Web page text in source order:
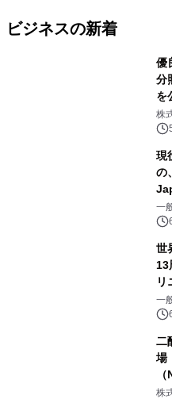
ビジネスの新着
優
分
を
株
現
の
を
一
世
13
リ
一
二
場
ー
株